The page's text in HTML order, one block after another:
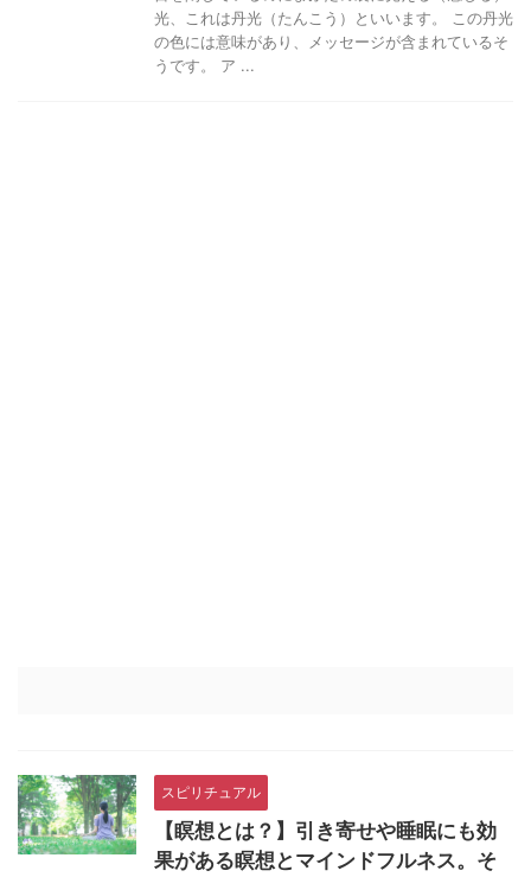
光、これは丹光（たんこう）といいます。 この丹光
の色には意味があり、メッセージが含まれているそ
うです。 ア ...
スピリチュアル
【瞑想とは？】引き寄せや睡眠にも効
果がある瞑想とマインドフルネス。そ